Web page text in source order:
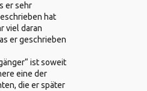
er sehr
hat
viel daran
er geschrieben
ist soweit
eine der
die er später